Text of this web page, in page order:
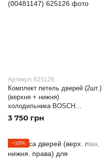
Артикул: 625126
Комплект петель дверей (2шт.)
(верхня + нижня)
холодильника BOSCH
(00481147)
3 750 грн
−10%